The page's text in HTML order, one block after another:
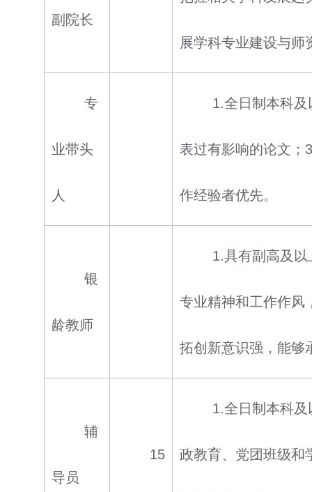
副院长
展学科专业建设与师
专
业带头
人
1.全日制本科
表过有影响的论文；
作经验者优先。
银
龄教师
1.具有副高及
专业精神和工作作风
拓创新意识强，能够
辅
导员
15
1.全日制本科
政教育、党团班级和